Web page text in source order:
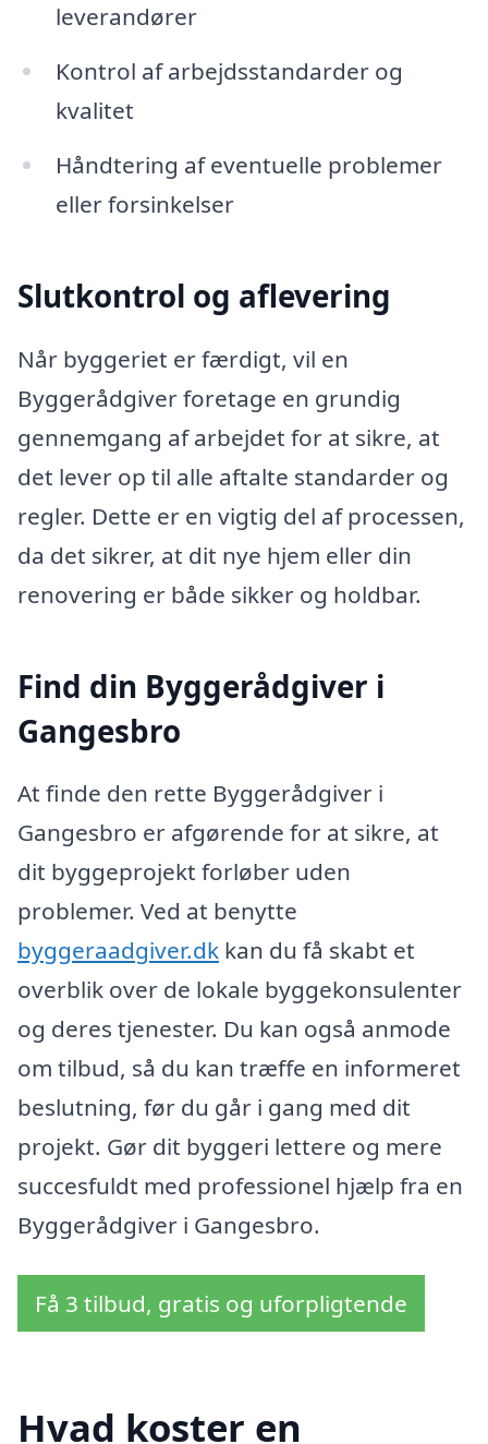
leverandører
Kontrol af arbejdsstandarder og
kvalitet
Håndtering af eventuelle problemer
eller forsinkelser
Slutkontrol og aflevering
Når byggeriet er færdigt, vil en
Byggerådgiver foretage en grundig
gennemgang af arbejdet for at sikre, at
det lever op til alle aftalte standarder og
regler. Dette er en vigtig del af processen,
da det sikrer, at dit nye hjem eller din
renovering er både sikker og holdbar.
Find din Byggerådgiver i
Gangesbro
At finde den rette Byggerådgiver i
Gangesbro er afgørende for at sikre, at
dit byggeprojekt forløber uden
problemer. Ved at benytte
byggeraadgiver.dk kan du få skabt et
overblik over de lokale byggekonsulenter
og deres tjenester. Du kan også anmode
om tilbud, så du kan træffe en informeret
beslutning, før du går i gang med dit
projekt. Gør dit byggeri lettere og mere
succesfuldt med professionel hjælp fra en
Byggerådgiver i Gangesbro.
Få 3 tilbud, gratis og uforpligtende
Hvad koster en